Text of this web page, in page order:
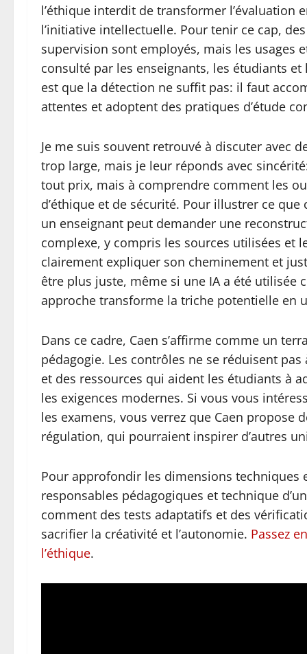
l’éthique interdit de transformer l’évaluation
l’initiative intellectuelle. Pour tenir ce cap,
supervision sont employés, mais les usages
consulté par les enseignants, les étudiants
est que la détection ne suffit pas: il faut
attentes et adoptent des pratiques d’étude
Je me suis souvent retrouvé à discuter avec
trop large, mais je leur réponds avec
tout prix, mais à comprendre comment les
d’éthique et de sécurité. Pour illustrer ce
un enseignant peut demander une
complexe, y compris les sources utilisées et
clairement expliquer son cheminement et
être plus juste, même si une IA a été utilisée
approche transforme la triche potentielle en
Dans ce cadre, Caen s’affirme comme un
pédagogie. Les contrôles ne se réduisent
et des ressources qui aident les étudiants à
les exigences modernes. Si vous vous
les examens, vous verrez que Caen
régulation, qui pourraient inspirer d’autres
Pour approfondir les dimensions techniques
responsables pédagogiques et technique
comment des tests adaptatifs et des
sacrifier la créativité et l’autonomie. Passez
l’éthique.